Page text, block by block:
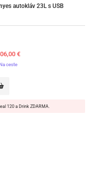
autokláv 23L s USB
€
ceste
120 a Drink ZDARMA.